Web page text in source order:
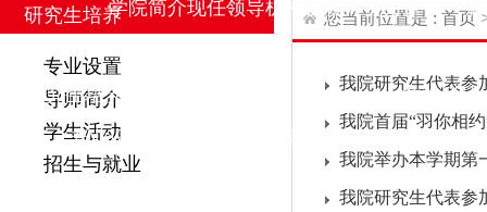
学院简介现任领导机构设置师资力量
研究生培养
专业设置
学生活动
学术科研
研究生培养
专业设置
导师简介
学生活动
招生与就业
您当前位置是 : 首页
我院研究生代表参
我院首届“羽你相
我院举办本学期第
我院研究生代表参